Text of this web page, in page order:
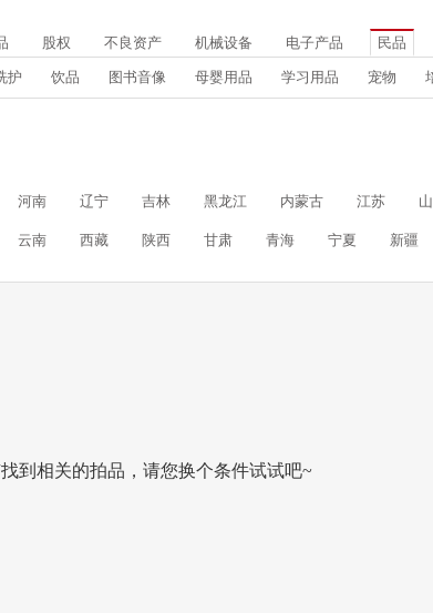
股权 不良资产 机械设备 电子产品 民品
护 饮品 图书音像 母婴用品 学习用品 宠物
河南 辽宁 吉林 黑龙江 内蒙古 江苏
云南 西藏 陕西 甘肃 青海 宁夏 新疆
到相关的拍品，请您换个条件试试吧~